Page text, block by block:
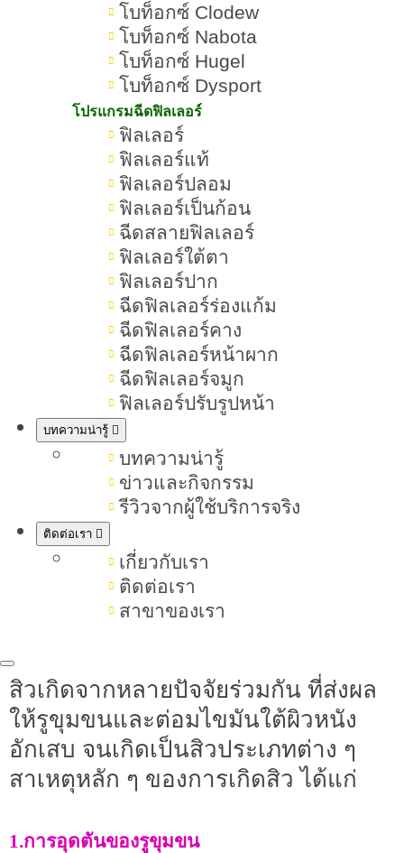
โบท็อกซ์ Clodew
โบท็อกซ์ Nabota
โบท็อกซ์ Hugel
โบท็อกซ์ Dysport
โปรแกรมฉีดฟิลเลอร์
ฟิลเลอร์
ฟิลเลอร์แท้
ฟิลเลอร์ปลอม
ฟิลเลอร์เป็นก้อน
ฉีดสลายฟิลเลอร์
ฟิลเลอร์ใต้ตา
ฟิลเลอร์ปาก
ฉีดฟิลเลอร์ร่องแก้ม
ฉีดฟิลเลอร์คาง
ฉีดฟิลเลอร์หน้าผาก
ฉีดฟิลเลอร์จมูก
ฟิลเลอร์ปรับรูปหน้า
บทความน่ารู้
บทความน่ารู้
ข่าวและกิจกรรม
รีวิวจากผู้ใช้บริการจริง
ติดต่อเรา
เกี่ยวกับเรา
ติดต่อเรา
สาขาของเรา
สิว (Acne) คืออะไร เกิดจากสาเหตุอะไร มีกี่ประเภท มีวิธีรักษา
สิว ผลลัพธ์ขึ้นอยู่กับสภาพผิวของแต่ละบุคคล
สิวคืออะไร เกิดจากอะไร
สิว (Acne) คือภาวะที่เกิดจากการ
อักเสบของรูขุมขนและต่อมไขมันใต้
ผิวหนัง ซึ่งส่งผลให้เกิดตุ่มนูนแดง หัว
ขาว หัวดำ หรือ
สิวสามารถเกิดขึ้นได้ทุกส่วนของ
ร่างกาย แต่พบบ่อยที่สุดบริเวณใบหน้า
สิวเกิดจากหลายปัจจัยร่วมกัน ที่ส่งผล
ให้รูขุมขนและต่อมไขมันใต้ผิวหนัง
อักเสบ จนเกิดเป็นสิวประเภทต่าง ๆ
สาเหตุหลัก ๆ ของการเกิดสิว ได้แก่
1.การอุดตันของรูขุมขน